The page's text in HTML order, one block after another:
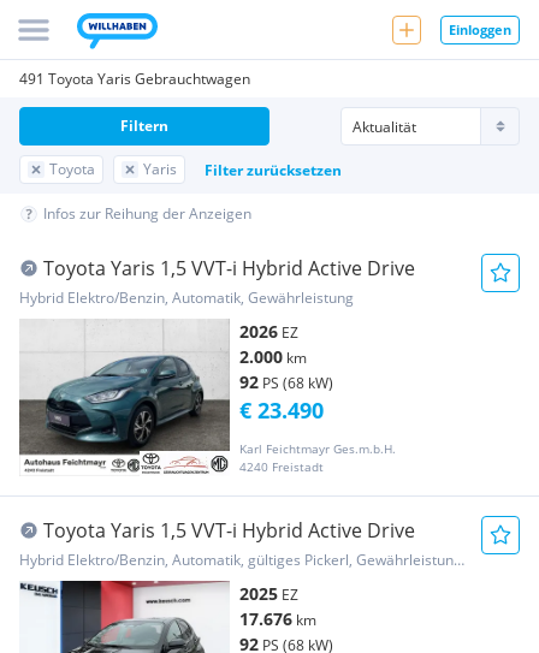
Einloggen
491 Toyota Yaris Gebrauchtwagen
Toyota Yaris Filter zurücksetzen
Filtern
Infos zur Reihung der Anzeigen
Toyota Yaris 1,5 VVT-i Hybrid Active Drive
Hybrid Elektro/Benzin, Automatik, Gewährleistung
2026 EZ
2.000 km
92 PS (68 kW)
Karl Feichtmayr Ges.m.b.H.
4240 Freistadt
€ 23.490
Toyota Yaris 1,5 VVT-i Hybrid Active Drive
Hybrid Elektro/Benzin, Automatik, gültiges Pickerl, Gewährleistung, Garantie
2025 EZ
17.676 km
92 PS (68 kW)